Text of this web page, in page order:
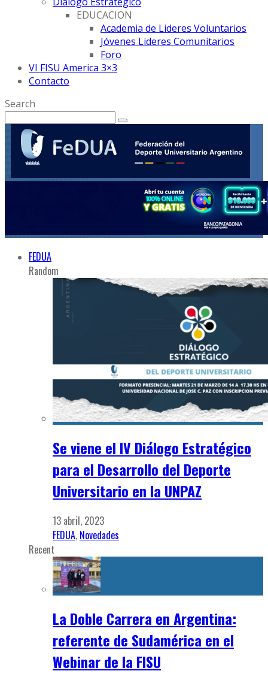
EDUCACION
Academia de Lideres Voluntarios
Jóvenes Lideres Comunitarios
Foro
VI FISU America 3×3
Contacto
Search
FEDUA
Random
Se viene el IV Diálogo Estratégico
para el Desarrollo del Deporte
Universitario en la UNPAZ
13 abril, 2023
FEDUA, Novedades
Recent
La Doble Carrera en Argentina:
referente de Sudamérica en el
Webinar de la FISU